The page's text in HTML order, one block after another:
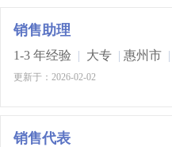
销售助理
1-3 年经验 | 大专 | 惠州市 |
更新于：2026-02-02
销售代表